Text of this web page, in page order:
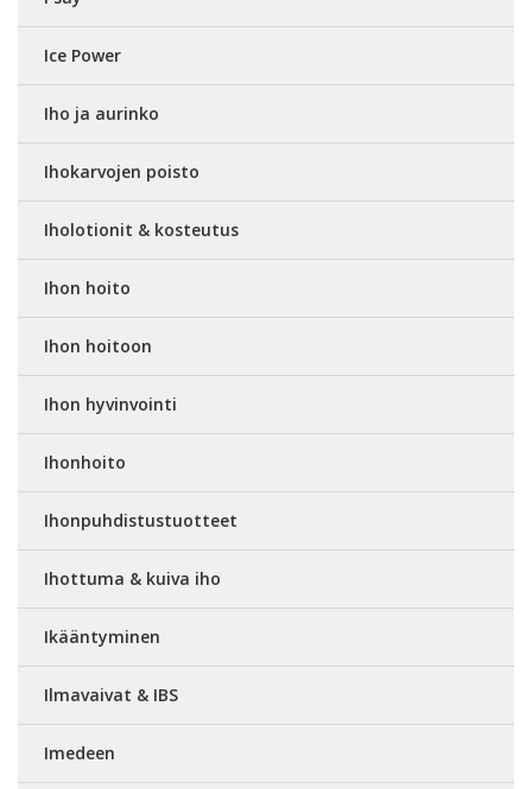
Ice Power
Iho ja aurinko
Ihokarvojen poisto
Iholotionit & kosteutus
Ihon hoito
Ihon hoitoon
Ihon hyvinvointi
Ihonhoito
Ihonpuhdistustuotteet
Ihottuma & kuiva iho
Ikääntyminen
Ilmavaivat & IBS
Imedeen